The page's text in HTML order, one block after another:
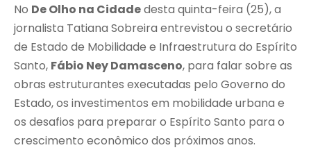
No De Olho na Cidadedesta quinta-feira (25), a
jornalista Tatiana Sobreira entrevistou o secretário
de Estado de Mobilidade e Infraestrutura do Espírito
Santo, Fábio Ney Damasceno, para falar sobre as
obras estruturantes executadas pelo Governo do
Estado, os investimentos em mobilidade urbana e
os desafios para preparar o Espírito Santo para o
crescimento econômico dos próximos anos.